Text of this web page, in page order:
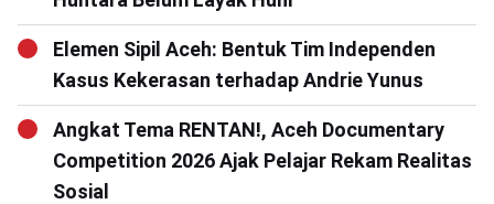
Elemen Sipil Aceh: Bentuk Tim Independen
Kasus Kekerasan terhadap Andrie Yunus
Angkat Tema RENTAN!, Aceh Documentary
Competition 2026 Ajak Pelajar Rekam Realitas
Sosial